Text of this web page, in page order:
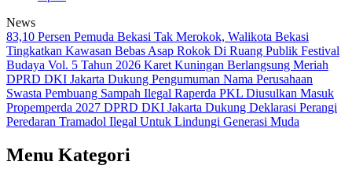
News
83,10 Persen Pemuda Bekasi Tak Merokok, Walikota Bekasi
Tingkatkan Kawasan Bebas Asap Rokok Di Ruang Publik Festival
Budaya Vol. 5 Tahun 2026 Karet Kuningan Berlangsung Meriah
DPRD DKI Jakarta Dukung Pengumuman Nama Perusahaan
Swasta Pembuang Sampah Ilegal Raperda PKL Diusulkan Masuk
Propemperda 2027 DPRD DKI Jakarta Dukung Deklarasi Perangi
Peredaran Tramadol Ilegal Untuk Lindungi Generasi Muda
Menu Kategori